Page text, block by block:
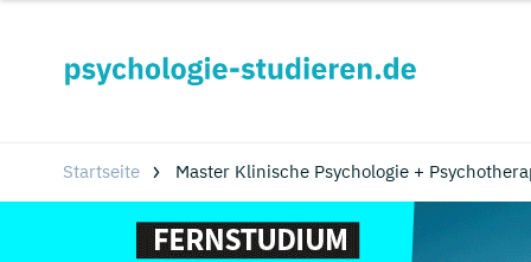
Startseite Master Klinische Psychologie +